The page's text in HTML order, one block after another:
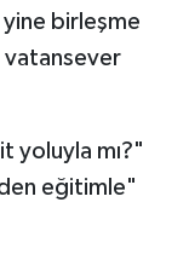
yine birleşme
vatansever
yoluyla mı?"
eğitimle"